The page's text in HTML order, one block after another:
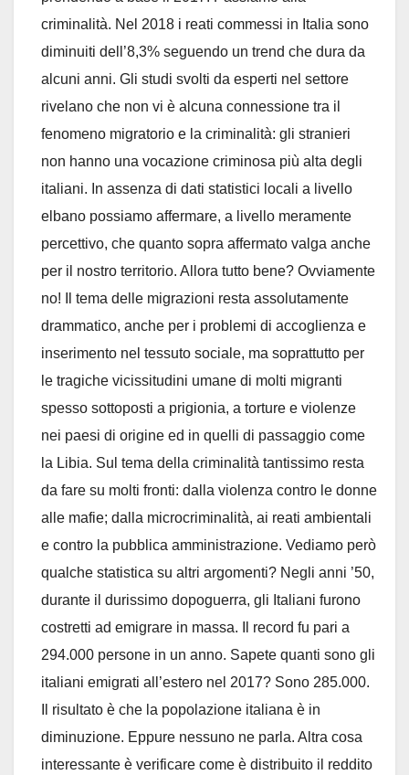
criminalità. Nel 2018 i reati commessi in Italia sono
diminuiti dell’8,3% seguendo un trend che dura da
alcuni anni. Gli studi svolti da esperti nel settore
rivelano che non vi è alcuna connessione tra il
fenomeno migratorio e la criminalità: gli stranieri
non hanno una vocazione criminosa più alta degli
italiani. In assenza di dati statistici locali a livello
elbano possiamo affermare, a livello meramente
percettivo, che quanto sopra affermato valga anche
per il nostro territorio. Allora tutto bene? Ovviamente
no! Il tema delle migrazioni resta assolutamente
drammatico, anche per i problemi di accoglienza e
inserimento nel tessuto sociale, ma soprattutto per
le tragiche vicissitudini umane di molti migranti
spesso sottoposti a prigionia, a torture e violenze
nei paesi di origine ed in quelli di passaggio come
la Libia. Sul tema della criminalità tantissimo resta
da fare su molti fronti: dalla violenza contro le donne
alle mafie; dalla microcriminalità, ai reati ambientali
e contro la pubblica amministrazione. Vediamo però
qualche statistica su altri argomenti? Negli anni ’50,
durante il durissimo dopoguerra, gli Italiani furono
costretti ad emigrare in massa. Il record fu pari a
294.000 persone in un anno. Sapete quanti sono gli
italiani emigrati all’estero nel 2017? Sono 285.000.
Il risultato è che la popolazione italiana è in
diminuzione. Eppure nessuno ne parla. Altra cosa
interessante è verificare come è distribuito il reddito